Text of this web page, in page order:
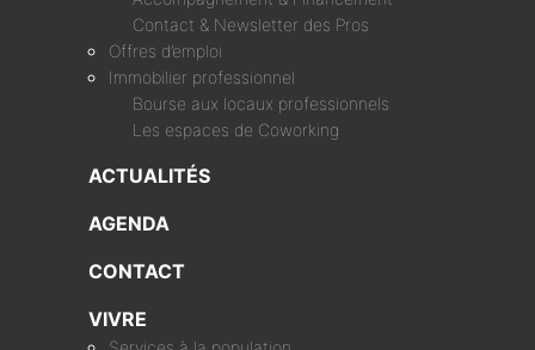
Contact & Newsletter des Pros
Offres d’emploi
Immobilier professionnel
Bourse aux locaux professionnels
Les espaces de Coworking
ACTUALITÉS
AGENDA
CONTACT
VIVRE